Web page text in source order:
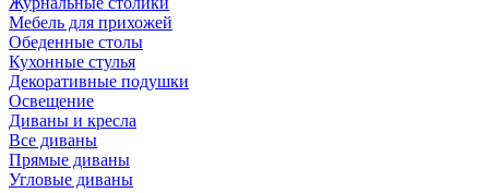
Мебель для прихожей
Обеденные столы
Кухонные стулья
Декоративные подушки
Освещение
Диваны и кресла
Все диваны
Прямые диваны
Угловые диваны